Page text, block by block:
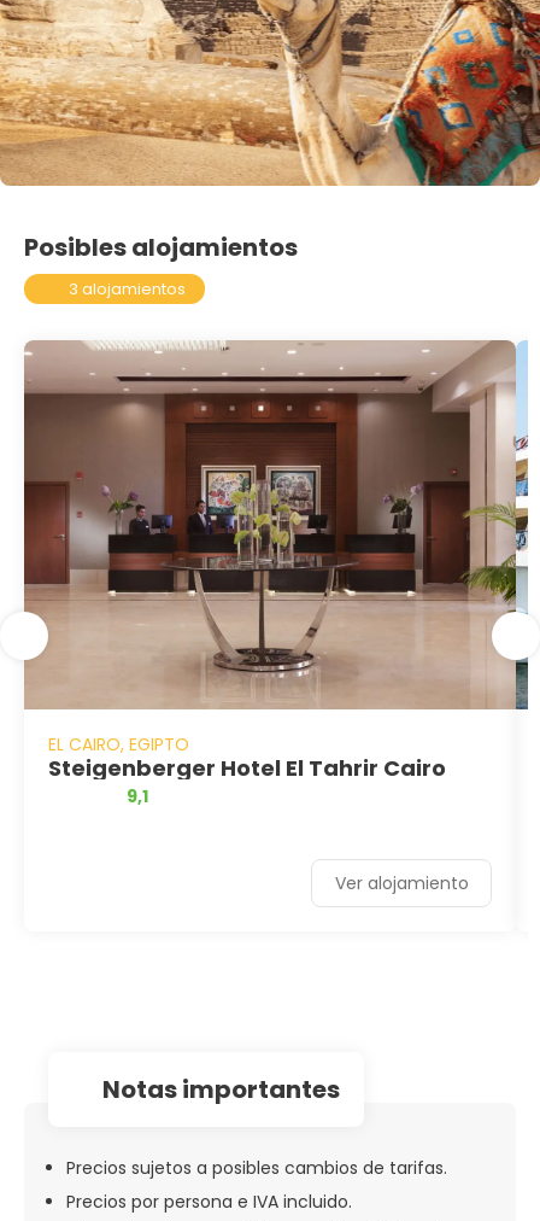
Posibles alojamientos
3 alojamientos
EL CAIRO, EGIPTO
Steigenberger Hotel El Tahrir Cairo
9,1
Ver alojamiento
notas importantes
Precios sujetos a posibles cambios de tarifas.
Precios por persona e IVA incluido.